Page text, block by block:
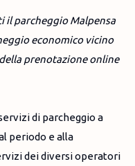
il parcheggio Malpensa
economico vicino
prenotazione online
di parcheggio a
periodo e alla
dei diversi operatori